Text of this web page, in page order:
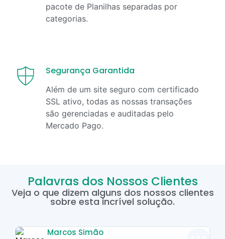
pacote de Planilhas separadas por
categorias.
Segurança Garantida
Além de um site seguro com certificado
SSL ativo, todas as nossas transações
são gerenciadas e auditadas pelo
Mercado Pago.
Palavras dos Nossos Clientes
Veja o que dizem alguns dos nossos clientes
sobre esta incrível solução.
Marcos Simão